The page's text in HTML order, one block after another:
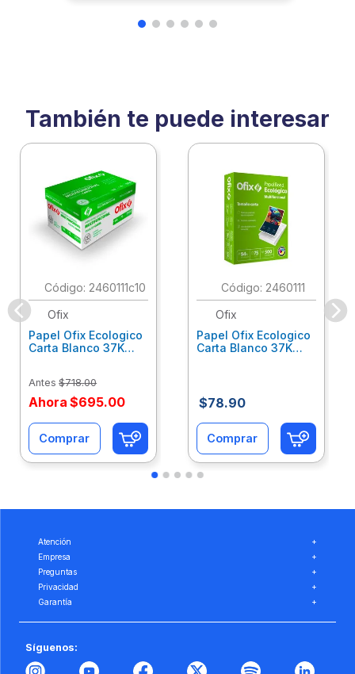
También te puede interesar
: 2460111c10
Ofix
Papel Ofix Ecologico
Carta Blanco 37K
Antes $718.00
Ahora $695.00
Comprar
: 2460111
Ofix
Papel Ofix Ecologico
Carta Blanco 37K
$78.90
Comprar
Atención
+
Empresa
+
Preguntas
+
Privacidad
+
Garantía
+
Síguenos: